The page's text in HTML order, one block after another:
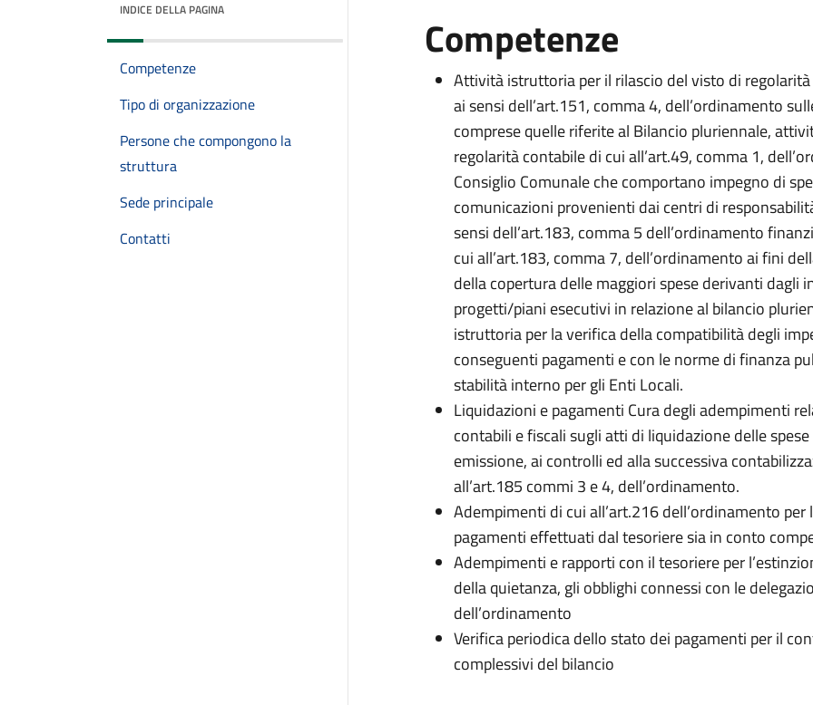
INDICE DELLA PAGINA
Competenze
Tipo di organizzazione
Persone che compongono la
struttura
Sede principale
Contatti
Competenze
Attività istruttoria per il rilascio del visto di
ai sensi dell’art.151, comma 4, dell’ordinamento
comprese quelle riferite al Bilancio pluriennale,
regolarità contabile di cui all’art.49, comma 1,
Consiglio Comunale che comportano impegno di
comunicazioni provenienti dai centri di
sensi dell’art.183, comma 5 dell’ordinamento
cui all’art.183, comma 7, dell’ordinamento ai fini
della copertura delle maggiori spese derivanti dagli
progetti/piani esecutivi in relazione al bilancio
istruttoria per la verifica della compatibilità degli
conseguenti pagamenti e con le norme di finanza
stabilità interno per gli Enti Locali.
Liquidazioni e pagamenti Cura degli adempimenti
contabili e fiscali sugli atti di liquidazione delle
emissione, ai controlli ed alla successiva
all’art.185 commi 3 e 4, dell’ordinamento.
Adempimenti di cui all’art.216 dell’ordinamento
pagamenti effettuati dal tesoriere sia in conto
Adempimenti e rapporti con il tesoriere per
della quietanza, gli obblighi connessi con le
dell’ordinamento
Verifica periodica dello stato dei pagamenti per il
complessivi del bilancio